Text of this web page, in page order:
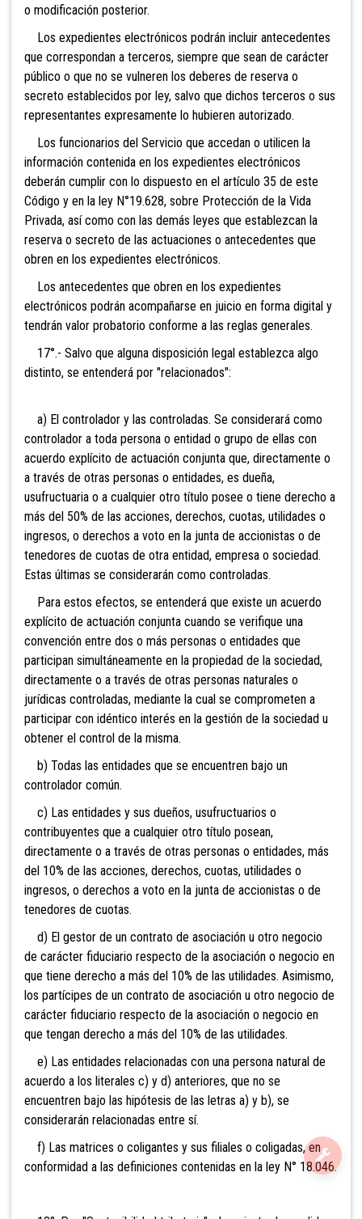
o modificación posterior.
Los expedientes electrónicos podrán incluir antecedentes
que correspondan a terceros, siempre que sean de carácter
público o que no se vulneren los deberes de reserva o
secreto establecidos por ley, salvo que dichos terceros o sus
representantes expresamente lo hubieren autorizado.
Los funcionarios del Servicio que accedan o utilicen la
información contenida en los expedientes electrónicos
deberán cumplir con lo dispuesto en el artículo 35 de este
Código y en la ley N°19.628, sobre Protección de la Vida
Privada, así como con las demás leyes que establezcan la
reserva o secreto de las actuaciones o antecedentes que
obren en los expedientes electrónicos.
Los antecedentes que obren en los expedientes
electrónicos podrán acompañarse en juicio en forma digital y
tendrán valor probatorio conforme a las reglas generales.
17°.- Salvo que alguna disposición legal establezca algo
distinto, se entenderá por "relacionados":
a) El controlador y las controladas. Se considerará como
controlador a toda persona o entidad o grupo de ellas con
acuerdo explícito de actuación conjunta que, directamente o
a través de otras personas o entidades, es dueña,
usufructuaria o a cualquier otro título posee o tiene derecho a
más del 50% de las acciones, derechos, cuotas, utilidades o
ingresos, o derechos a voto en la junta de accionistas o de
tenedores de cuotas de otra entidad, empresa o sociedad.
Estas últimas se considerarán como controladas.
Para estos efectos, se entenderá que existe un acuerdo
explícito de actuación conjunta cuando se verifique una
convención entre dos o más personas o entidades que
participan simultáneamente en la propiedad de la sociedad,
directamente o a través de otras personas naturales o
jurídicas controladas, mediante la cual se comprometen a
participar con idéntico interés en la gestión de la sociedad u
obtener el control de la misma.
b) Todas las entidades que se encuentren bajo un
controlador común.
c) Las entidades y sus dueños, usufructuarios o
contribuyentes que a cualquier otro título posean,
directamente o a través de otras personas o entidades, más
del 10% de las acciones, derechos, cuotas, utilidades o
ingresos, o derechos a voto en la junta de accionistas o de
tenedores de cuotas.
d) El gestor de un contrato de asociación u otro negocio
de carácter fiduciario respecto de la asociación o negocio en
que tiene derecho a más del 10% de las utilidades. Asimismo,
los partícipes de un contrato de asociación u otro negocio de
carácter fiduciario respecto de la asociación o negocio en
que tengan derecho a más del 10% de las utilidades.
e) Las entidades relacionadas con una persona natural de
acuerdo a los literales c) y d) anteriores, que no se
encuentren bajo las hipótesis de las letras a) y b), se
considerarán relacionadas entre sí.
f) Las matrices o coligantes y sus filiales o coligadas, en
conformidad a las definiciones contenidas en la ley N° 18.046.